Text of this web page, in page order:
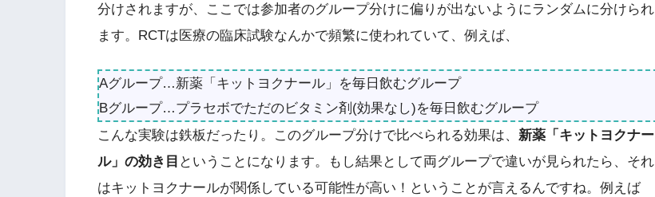
分けされますが、ここでは参加者のグループ分けに偏りが出ないようにランダムに分けられ
ます。RCTは医療の臨床試験なんかで頻繁に使われていて、例えば、
Aグループ…新薬「キットヨクナール」を毎日飲むグループ
Bグループ…プラセボでただのビタミン剤(効果なし)を毎日飲むグループ
こんな実験は鉄板だったり。このグループ分けで比べられる効果は、 新薬「キットヨクナー
ル」の効き目 ということになります。もし結果として両グループで違いが見られたら、それ
はキットヨクナールが関係している可能性が高い！ということが言えるんですね。例えば